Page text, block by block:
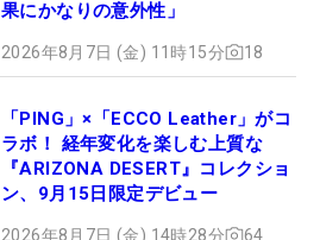
果にかなりの意外性」
2026年8月7日 (金) 11時15分 18
「PING」×「ECCO Leather」がコ
ラボ！ 経年変化を楽しむ上質な
『ARIZONA DESERT』コレクショ
ン、9月15日限定デビュー
2026年8月7日 (金) 14時28分 64